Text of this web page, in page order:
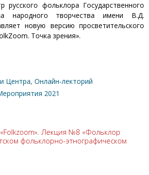
русского фольклора Государственного
народного творчества имени В.Д.
новую версию просветительского
Точка зрения».
Центра,Онлайн-лекторий
2021
Лекция №8 «Фольклор
фольклорно-этнографическом